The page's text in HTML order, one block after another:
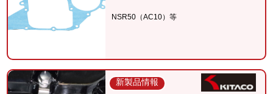
NSR50（AC10）等
新製品情報